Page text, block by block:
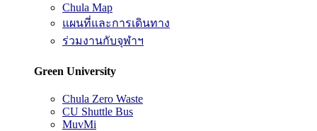
Chula Map
แผนที่และการเดินทาง
ร่วมงานกับจุฬาฯ
Green University
Chula Zero Waste
CU Shuttle Bus
MuvMi